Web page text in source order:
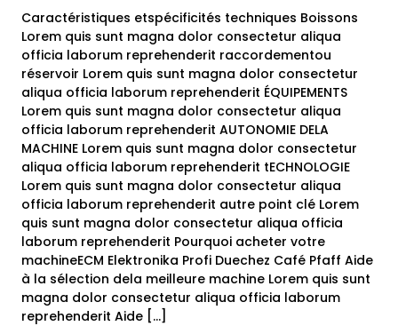
Caractéristiques etspécificités techniques Boissons
Lorem quis sunt magna dolor consectetur aliqua
officia laborum reprehenderit raccordementou
réservoir Lorem quis sunt magna dolor consectetur
aliqua officia laborum reprehenderit ÉQUIPEMENTS
Lorem quis sunt magna dolor consectetur aliqua
officia laborum reprehenderit AUTONOMIE DELA
MACHINE Lorem quis sunt magna dolor consectetur
aliqua officia laborum reprehenderit tECHNOLOGIE
Lorem quis sunt magna dolor consectetur aliqua
officia laborum reprehenderit autre point clé Lorem
quis sunt magna dolor consectetur aliqua officia
laborum reprehenderit Pourquoi acheter votre
machineECM Elektronika Profi Duechez Café Pfaff Aide
à la sélection dela meilleure machine Lorem quis sunt
magna dolor consectetur aliqua officia laborum
reprehenderit Aide […]